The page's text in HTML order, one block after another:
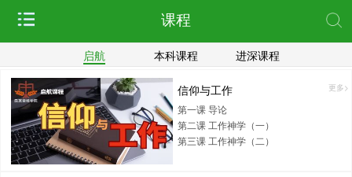
课程
启航 本科课程 进深课程
信仰与工作 更多>
第一课 导论
第二课 工作神学（一）
第三课 工作神学（二）